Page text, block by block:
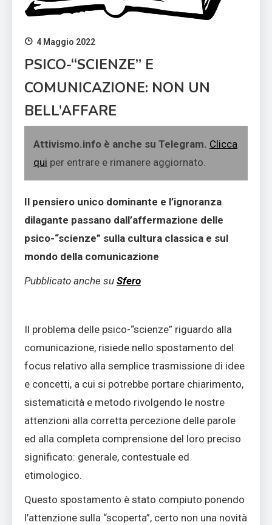
4 Maggio 2022
PSICO-“SCIENZE” E
COMUNICAZIONE: NON UN
BELL’AFFARE
Attivismo.info è anche su Telegram. Clicca
qui per entrare e rimanere aggiornato.
Il pensiero unico dominante e l’ignoranza
dilagante passano dall’affermazione delle
psico-“scienze” sulla cultura classica e sul
mondo della comunicazione
Pubblicato anche su Sfero
Il problema delle psico-“scienze” riguardo alla
comunicazione, risiede nello spostamento del
focus relativo alla semplice trasmissione di idee
e concetti, a cui si potrebbe portare chiarimento,
sistematicità e metodo rivolgendo le nostre
attenzioni alla corretta percezione delle parole
ed alla completa comprensione del loro preciso
significato: generale, contestuale ed
etimologico.
Questo spostamento è stato compiuto ponendo
l’attenzione sulla “scoperta”, certo non una novità